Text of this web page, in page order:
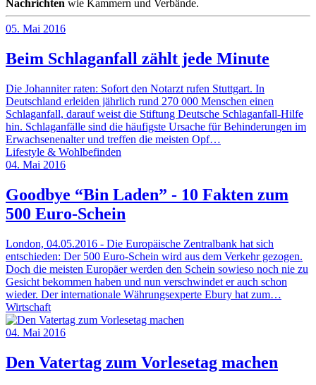
Nachrichten wie Kammern und Verbände.
05. Mai 2016
Beim Schlaganfall zählt jede Minute
Die Johanniter raten: Sofort den Notarzt rufen Stuttgart. In
Deutschland erleiden jährlich rund 270 000 Menschen einen
Schlaganfall, darauf weist die Stiftung Deutsche Schlaganfall-Hilfe
hin. Schlaganfälle sind die häufigste Ursache für Behinderungen im
Erwachsenenalter und treffen die meisten Opf…
Lifestyle & Wohlbefinden
04. Mai 2016
Goodbye “Bin Laden” - 10 Fakten zum
500 Euro-Schein
London, 04.05.2016 - Die Europäische Zentralbank hat sich
entschieden: Der 500 Euro-Schein wird aus dem Verkehr gezogen.
Doch die meisten Europäer werden den Schein sowieso noch nie zu
Gesicht bekommen haben und nun verschwindet er auch schon
wieder. Der internationale Währungsexperte Ebury hat zum…
Wirtschaft
04. Mai 2016
Den Vatertag zum Vorlesetag machen